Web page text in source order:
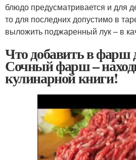
блюдо предусматривается и для
то для последних допустимо в
выложить поджаренный лук – в
Что добавить в фарш
Сочный фарш –
кулинарной книги!